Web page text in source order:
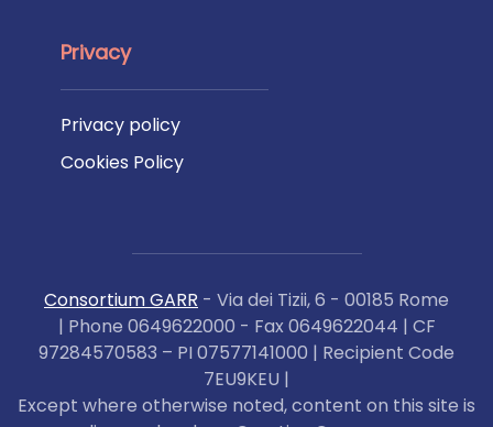
Privacy
Privacy policy
Cookies Policy
Consortium GARR - Via dei Tizii, 6 - 00185 Rome
| Phone 0649622000 - Fax 0649622044 | CF
97284570583 – PI 07577141000 | Recipient Code
7EU9KEU |
Except where otherwise noted, content on this site is